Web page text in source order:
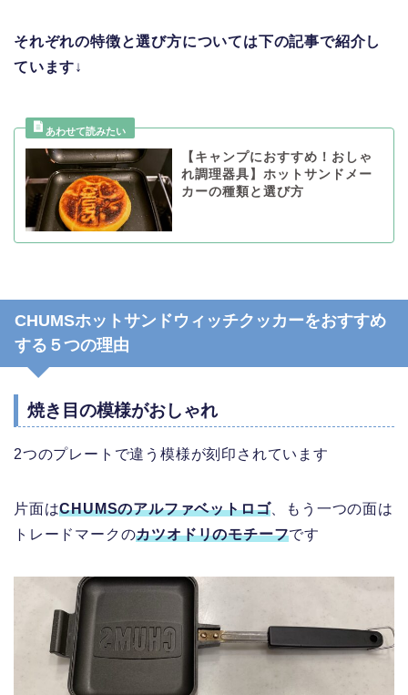
それぞれの特徴と選び方については下の記事で紹介し
ています↓
【キャンプにおすすめ！おしゃ
れ調理器具】ホットサンドメー
カーの種類と選び方
CHUMSホットサンドウィッチクッカーをおすすめ
する５つの理由
焼き目の模様がおしゃれ
2つのプレートで違う模様が刻印されています
片面はCHUMSのアルファベットロゴ、もう一つの面は
トレードマークのカツオドリのモチーフです